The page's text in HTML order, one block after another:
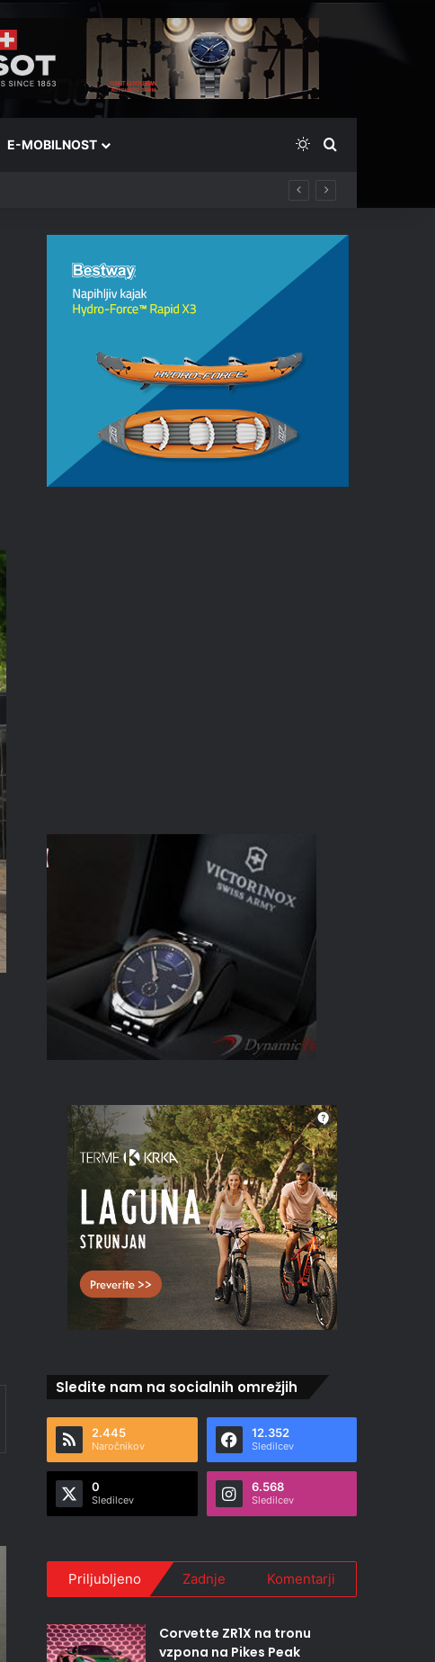
E-MOBILNOST Switch skin
Išči
Sledite nam na socialnih omrežjih
2.445
Naročnikov
12.352
Sledilcev
0
Sledilcev
6.568
Sledilcev
Priljubljeno Zadnje Komentarji
Corvette ZR1X na tronu
vzpona na Pikes Peak